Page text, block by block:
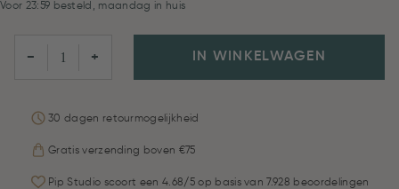
Voor 23:59 besteld, maandag in huis
− + IN WINKELWAGEN
30 dagen retourmogelijkheid
Gratis verzending boven €75
Pip Studio scoort een 4.68/5 op basis van 7.928 beoordelingen